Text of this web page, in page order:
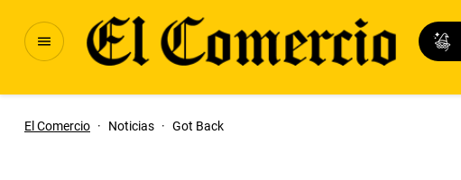
El Comercio · Noticias · Got Back